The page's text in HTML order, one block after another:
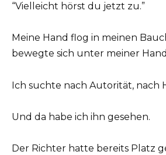
“Vielleicht hörst du jetzt zu.”
Meine Hand flog in meinen
bewegte sich unter meiner
Ich suchte nach Autorität, nach
Und da habe ich ihn gesehen.
Der Richter hatte bereits Platz